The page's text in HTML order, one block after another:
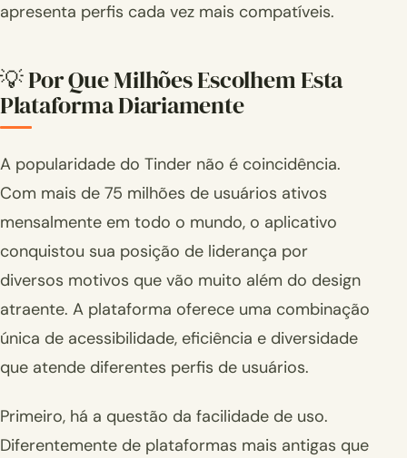
apresenta perfis cada vez mais compatíveis.
💡 Por Que Milhões Escolhem Esta
Plataforma Diariamente
A popularidade do Tinder não é coincidência.
Com mais de 75 milhões de usuários ativos
mensalmente em todo o mundo, o aplicativo
conquistou sua posição de liderança por
diversos motivos que vão muito além do design
atraente. A plataforma oferece uma combinação
única de acessibilidade, eficiência e diversidade
que atende diferentes perfis de usuários.
Primeiro, há a questão da facilidade de uso.
Diferentemente de plataformas mais antigas que